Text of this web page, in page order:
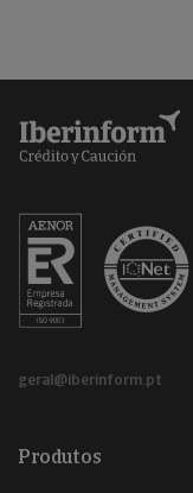
geral@iberinform.pt
Produtos